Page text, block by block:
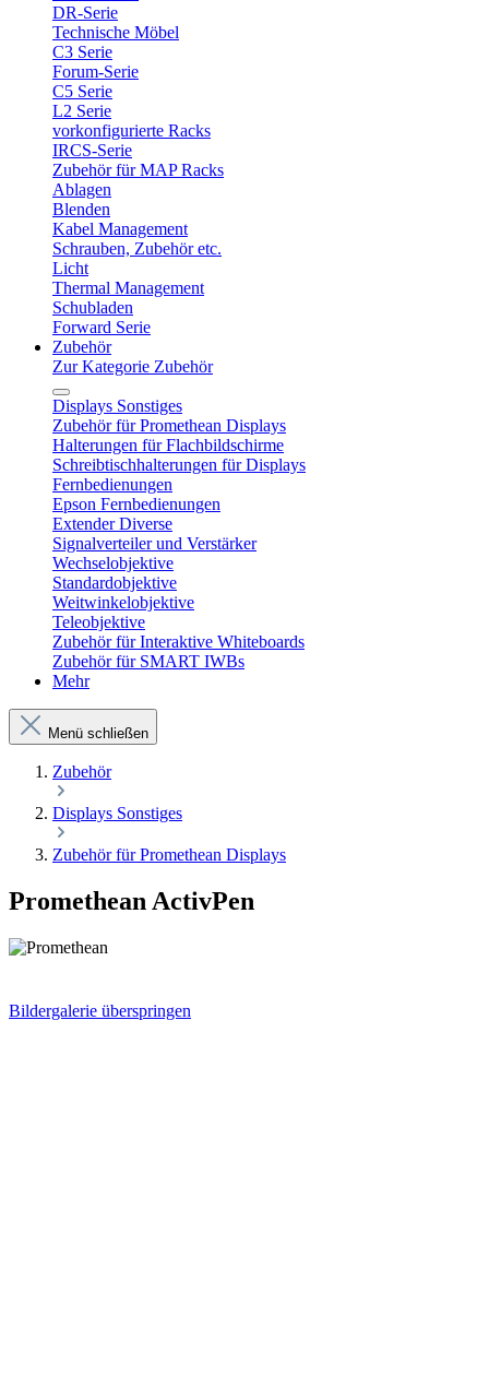
DR-Serie
Technische Möbel
C3 Serie
Forum-Serie
C5 Serie
L2 Serie
vorkonfigurierte Racks
IRCS-Serie
Zubehör für MAP Racks
Ablagen
Blenden
Kabel Management
Schrauben, Zubehör etc.
Licht
Thermal Management
Schubladen
Forward Serie
Zubehör
Zur Kategorie Zubehör
Displays Sonstiges
Zubehör für Promethean Displays
Halterungen für Flachbildschirme
Schreibtischhalterungen für Displays
Fernbedienungen
Epson Fernbedienungen
Extender Diverse
Signalverteiler und Verstärker
Wechselobjektive
Standardobjektive
Weitwinkelobjektive
Teleobjektive
Zubehör für Interaktive Whiteboards
Zubehör für SMART IWBs
Mehr
Menü schließen
Zubehör
Displays Sonstiges
Zubehör für Promethean Displays
Promethean ActivPen
Bildergalerie überspringen